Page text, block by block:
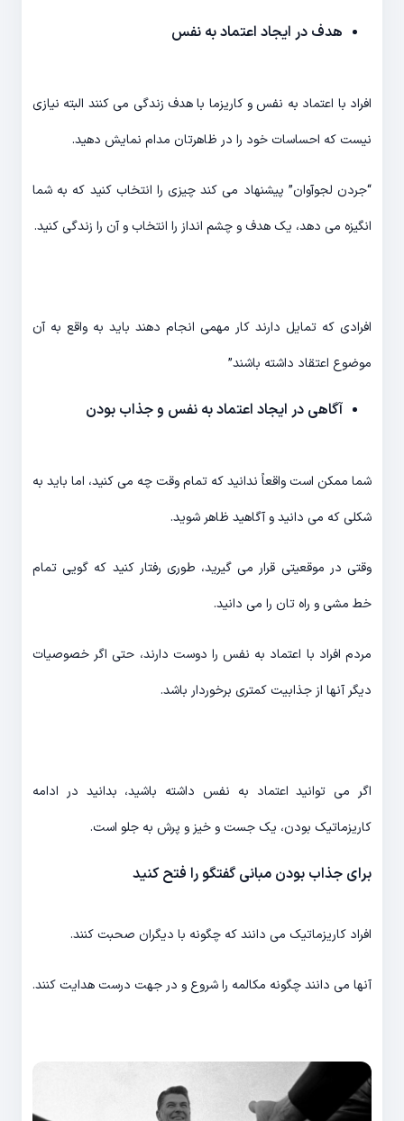
هدف در ایجاد اعتماد به نفس
افراد با اعتماد به نفس و کاریزما با هدف زندگی می کنند البته نیازی
نیست که احساسات خود را در ظاهرتان مدام نمایش دهید.
“جردن لجوآوان” پیشنهاد می کند چیزی را انتخاب کنید که به شما
انگیزه می دهد، یک هدف و چشم انداز را انتخاب و آن را زندگی کنید.
افرادی که تمایل دارند کار مهمی انجام دهند باید به واقع به آن
موضوع اعتقاد داشته باشند”
آگاهی در ایجاد اعتماد به نفس و جذاب بودن
شما ممکن است واقعاً ندانید که تمام وقت چه می کنید، اما باید به
شکلی که می دانید و آگاهید ظاهر شوید.
وقتی در موقعیتی قرار می گیرید، طوری رفتار کنید که گویی تمام
خط مشی و راه تان را می دانید.
مردم افراد با اعتماد به نفس را دوست دارند، حتی اگر خصوصیات
دیگر آنها از جذابیت کمتری برخوردار باشد.
اگر می توانید اعتماد به نفس داشته باشید، بدانید در ادامه
کاریزماتیک بودن، یک جست و خیز و پرش به جلو است.
برای جذاب بودن مبانی گفتگو را فتح کنید
افراد کاریزماتیک می دانند که چگونه با دیگران صحبت کنند.
آنها می دانند چگونه مکالمه را شروع و در جهت درست هدایت کنند.